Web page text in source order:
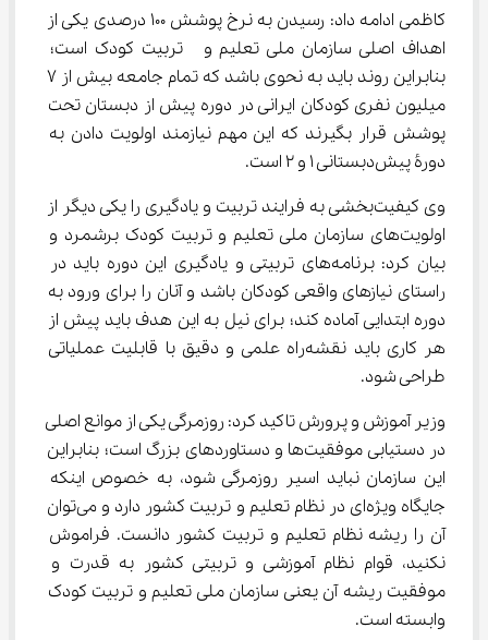
کاظمی ادامه داد: رسیدن به نرخ پوشش 100 درصدی یکی از
اهداف اصلی سازمان ملی تعلیم و  تربیت کودک است؛
میلیون نفری کودکان ایرانی در دوره پیش از دبستان تحت
پوشش قرار بگیرند که این مهم نیازمند اولویت دادن به
دورۀ پیش‌دبستانی 1 و 2 است.
وی کیفیت‌بخشی به فرایند تربیت و یادگیری را یکی دیگر از
اولویت‌های سازمان ملی تعلیم و تربیت کودک برشمرد و
بیان کرد: برنامه‌های تربیتی و یادگیری این دوره باید در
راستای نیازهای واقعی کودکان باشد و آنان را برای ورود به
دوره ابتدایی آماده کند؛ برای نیل به این هدف باید پیش از
هر کاری باید نقشه‌راه علمی و دقیق با قابلیت عملیاتی
طراحی شود.
وزیر آموزش و پرورش تاکید کرد: روزمرگی یکی از موانع اصلی
در دستیابی موفقیت‌ها و دستاوردهای بزرگ است؛ بنابراین
این سازمان نباید اسیر روزمرگی شود، به خصوص اینکه
جایگاه ویژه‌ای در نظام تعلیم و تربیت کشور دارد و می‌توان
آن را ریشه نظام تعلیم و تربیت کشور دانست. فراموش
نکنید، قوام نظام آموزشی و تربیتی کشور به قدرت و
موفقیت ریشه آن یعنی سازمان ملی تعلیم و تربیت کودک
وابسته است.